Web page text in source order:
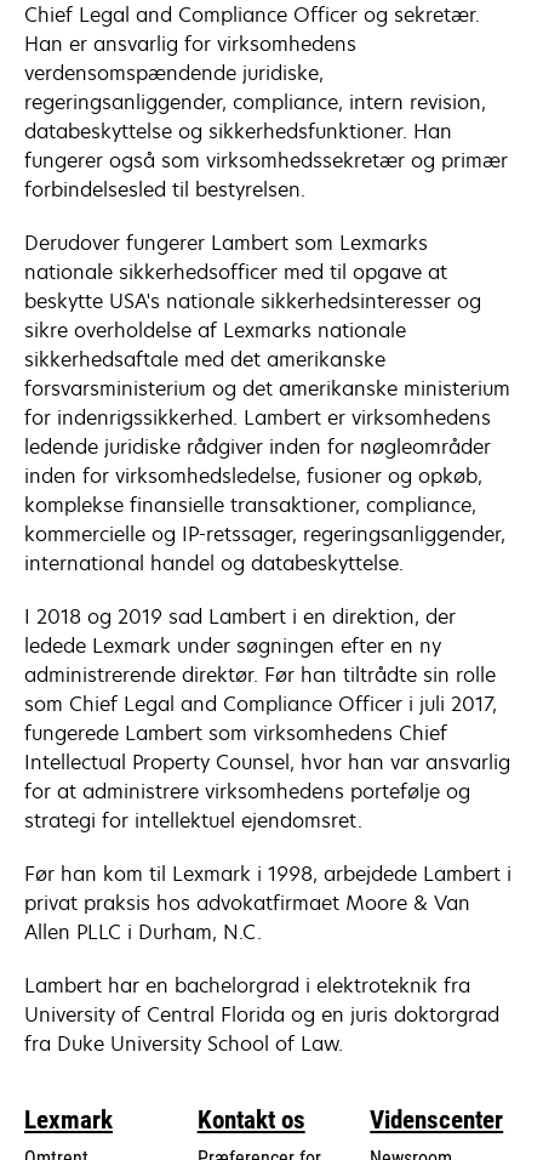
Chief Legal and Compliance Officer og sekretær.
Han er ansvarlig for virksomhedens
verdensomspændende juridiske,
regeringsanliggender, compliance, intern revision,
databeskyttelse og sikkerhedsfunktioner. Han
fungerer også som virksomhedssekretær og primær
forbindelsesled til bestyrelsen.
Derudover fungerer Lambert som Lexmarks
nationale sikkerhedsofficer med til opgave at
beskytte USA's nationale sikkerhedsinteresser og
sikre overholdelse af Lexmarks nationale
sikkerhedsaftale med det amerikanske
forsvarsministerium og det amerikanske ministerium
for indenrigssikkerhed. Lambert er virksomhedens
ledende juridiske rådgiver inden for nøgleområder
inden for virksomhedsledelse, fusioner og opkøb,
komplekse finansielle transaktioner, compliance,
kommercielle og IP-retssager, regeringsanliggender,
international handel og databeskyttelse.
I 2018 og 2019 sad Lambert i en direktion, der
ledede Lexmark under søgningen efter en ny
administrerende direktør. Før han tiltrådte sin rolle
som Chief Legal and Compliance Officer i juli 2017,
fungerede Lambert som virksomhedens Chief
Intellectual Property Counsel, hvor han var ansvarlig
for at administrere virksomhedens portefølje og
strategi for intellektuel ejendomsret.
Før han kom til Lexmark i 1998, arbejdede Lambert i
privat praksis hos advokatfirmaet Moore & Van
Allen PLLC i Durham, N.C.
Lambert har en bachelorgrad i elektroteknik fra
University of Central Florida og en juris doktorgrad
fra Duke University School of Law.
Lexmark Kontakt os Videnscenter